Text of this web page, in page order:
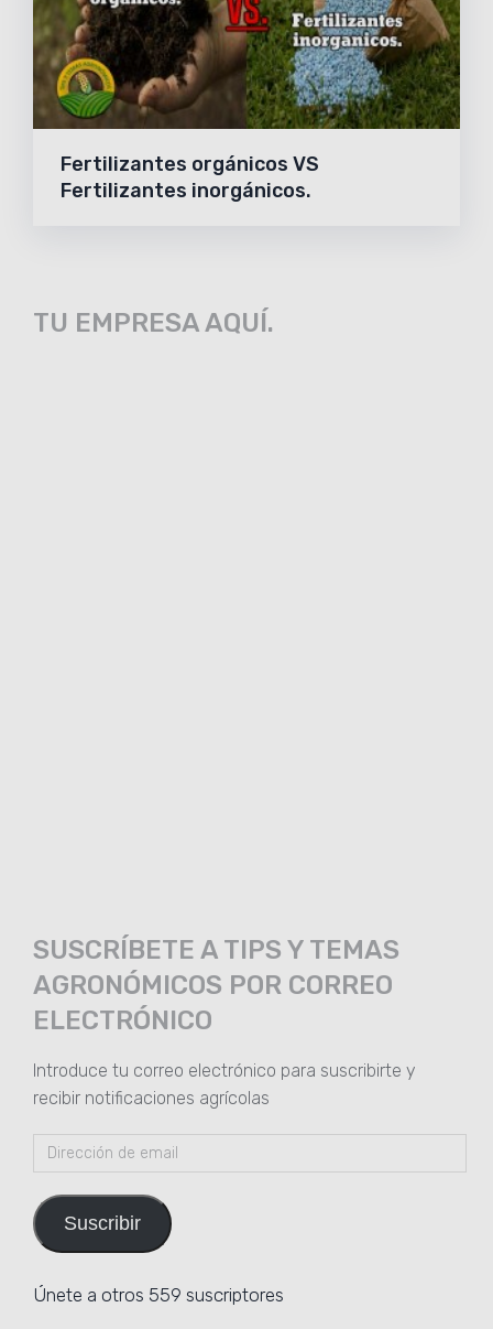
Fertilizantes orgánicos VS
Fertilizantes inorgánicos.
TU EMPRESA AQUÍ.
SUSCRÍBETE A TIPS Y TEMAS
AGRONÓMICOS POR CORREO
ELECTRÓNICO
Introduce tu correo electrónico para suscribirte y
recibir notificaciones agrícolas
Dirección
de
email
Suscribir
Únete a otros 559 suscriptores